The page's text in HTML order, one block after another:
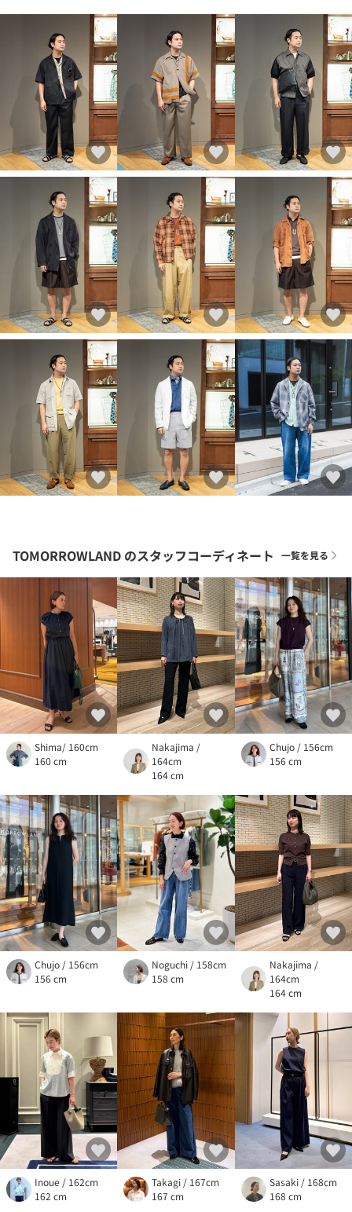
TOMORROWLAND のスタッフコーディネート 一覧を見る
Shima/ 160cm
160 cm
Nakajima /
164cm
164 cm
Chujo / 156cm
156 cm
Chujo / 156cm
156 cm
Noguchi / 158cm
158 cm
Nakajima /
164cm
164 cm
Inoue / 162cm
162 cm
Takagi / 167cm
167 cm
Sasaki / 168cm
168 cm